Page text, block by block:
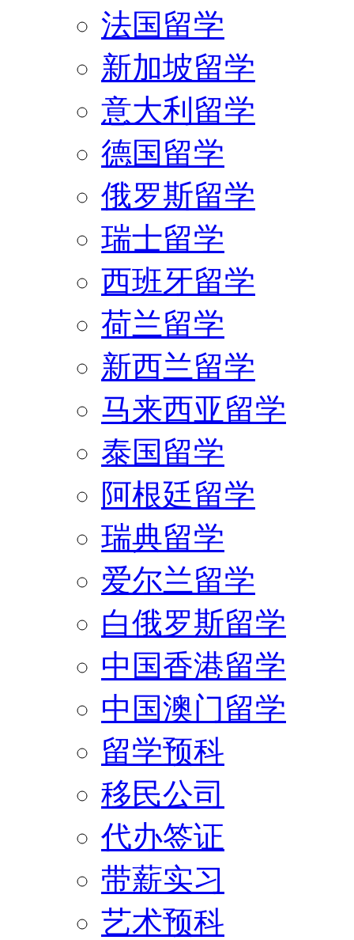
法国留学
新加坡留学
意大利留学
德国留学
俄罗斯留学
瑞士留学
西班牙留学
荷兰留学
新西兰留学
马来西亚留学
泰国留学
阿根廷留学
瑞典留学
爱尔兰留学
白俄罗斯留学
中国香港留学
中国澳门留学
留学预科
移民公司
代办签证
带薪实习
艺术预科